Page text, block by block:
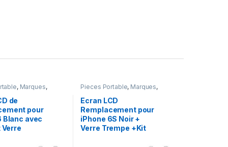
, Marques,
de
pour
Blanc avec
Pieces Portable, Marques,
Ecran LCD
Remplacement pour
iPhone 6S Noir +
Verre Trempe +Kit